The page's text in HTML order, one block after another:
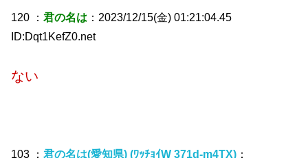
120 ：君の名は ：2023/12/15(金) 01:21:04.45
ID:Dqt1KefZ0.net
ない
103 ：君の名は(愛知県) (ﾜｯﾁｮｲW 371d-m4TX) ：